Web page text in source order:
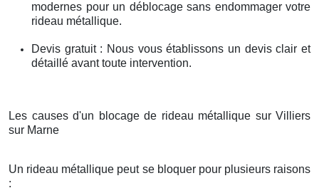
modernes pour un déblocage sans endommager votre
rideau métallique.
Devis gratuit : Nous vous établissons un devis clair et
détaillé avant toute intervention.
Les causes d'un blocage de rideau métallique sur Villiers
sur Marne
Un rideau métallique peut se bloquer pour plusieurs raisons
: